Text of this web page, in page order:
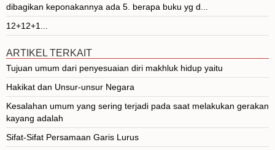
dibagikan keponakannya ada 5. berapa buku yg d...
12+12+1...
ARTIKEL TERKAIT
Tujuan umum dari penyesuaian diri makhluk hidup yaitu
Hakikat dan Unsur-unsur Negara
Kesalahan umum yang sering terjadi pada saat melakukan gerakan
kayang adalah
Sifat-Sifat Persamaan Garis Lurus